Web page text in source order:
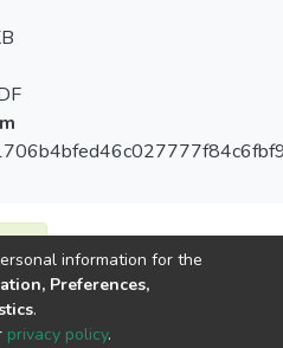
information for the
Preferences,
.
privacy policy.